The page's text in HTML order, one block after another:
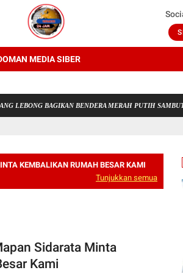
MEDIA SIBER
BAGIKAN BENDERA MERAH PUTIH SAMBUT HUT RI
KEMBALIKAN RUMAH BESAR KAMI
Tunjukkan semua
Sidarata Minta
Kami